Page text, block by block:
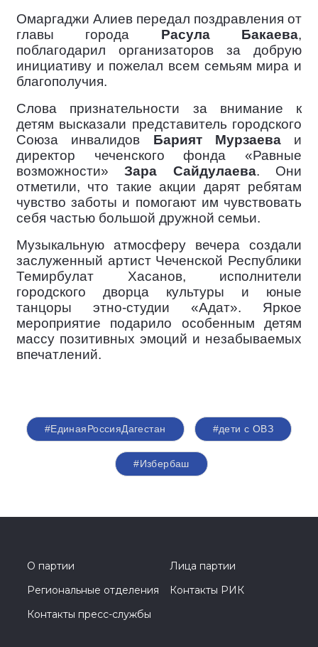
Омаргаджи Алиев передал поздравления от
главы города Расула Бакаева,
поблагодарил организаторов за добрую
инициативу и пожелал всем семьям мира и
благополучия.
Слова признательности за внимание к
детям высказали представитель городского
Союза инвалидов Барият Мурзаеваи
директор чеченского фонда «Равные
возможности»Зара Сайдулаева. Они
отметили, что такие акции дарят ребятам
чувство заботы и помогают им чувствовать
себя частью большой дружной семьи.
Музыкальную атмосферу вечера создали
заслуженный артист Чеченской Республики
Темирбулат Хасанов, исполнители
городского дворца культуры и юные
танцоры этно-студии «Адат». Яркое
мероприятие подарило особенным детям
массу позитивных эмоций и незабываемых
впечатлений.
#ЕдинаяРоссияДагестан #дети с ОВЗ
#Избербаш
О партии
Лица партии
Региональные отделения
Контакты РИК
Контакты пресс-службы